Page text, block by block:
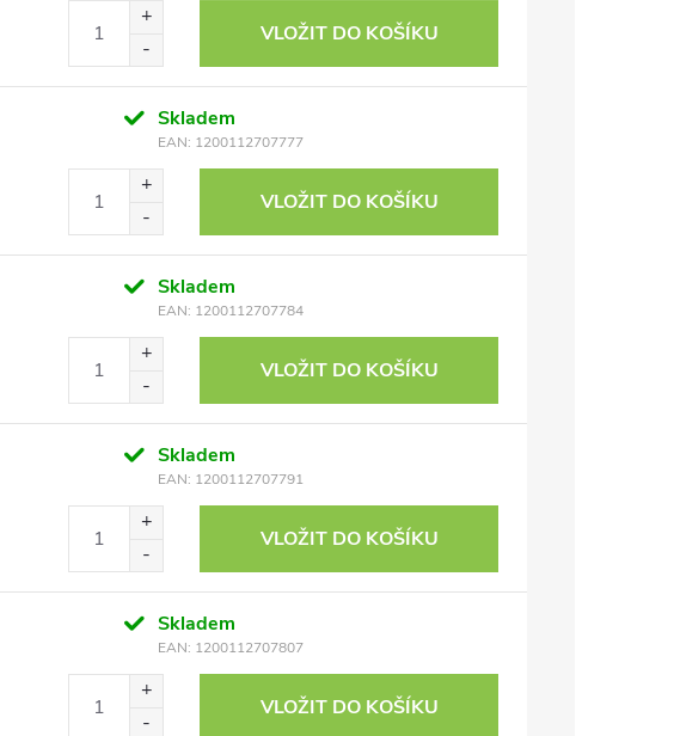
VLOŽIT DO KOŠÍKU
Skladem
EAN: 1200112707777
VLOŽIT DO KOŠÍKU
Skladem
EAN: 1200112707784
VLOŽIT DO KOŠÍKU
Skladem
EAN: 1200112707791
VLOŽIT DO KOŠÍKU
Skladem
EAN: 1200112707807
VLOŽIT DO KOŠÍKU